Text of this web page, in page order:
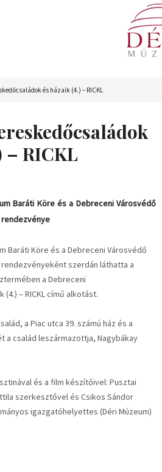
és házaik (4.) – RICKL
– RICKL
Baráti Köre és a Debreceni Városvédő
Baráti Köre és a Debreceni Városvédő
szerdán láthatta a
a Debreceni
– RICKL című alkotást.
a Piac utca 39. számú ház és a
család leszármazottja, Nagybákay
és a film készítőivel: Pusztai
szerkesztővel és Csikos Sándor
igazgatóhelyettes (Déri Múzeum)